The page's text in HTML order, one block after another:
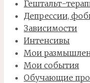
Гештальт-
Депрессии,
Зависимости
Интенсивы
Мои
Мои события
Обучающие